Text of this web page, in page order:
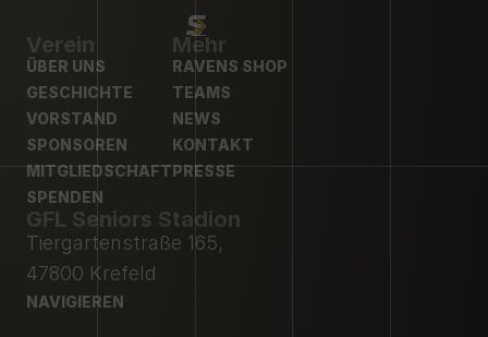
Verein
ÜBER UNS
ÜBER UNS
GESCHICHTE
GESCHICHTE
VORSTAND
VORSTAND
SPONSOREN
SPONSOREN
MITGLIEDSCHAFT
MITGLIEDSCHAFT
SPENDEN
SPENDEN
Mehr
RAVENS SHOP
RAVENS SHOP
TEAMS
TEAMS
NEWS
NEWS
KONTAKT
KONTAKT
PRESSE
GFL Seniors Stadion
Tiergartenstraße 165,
47800 Krefeld
NAVIGIEREN